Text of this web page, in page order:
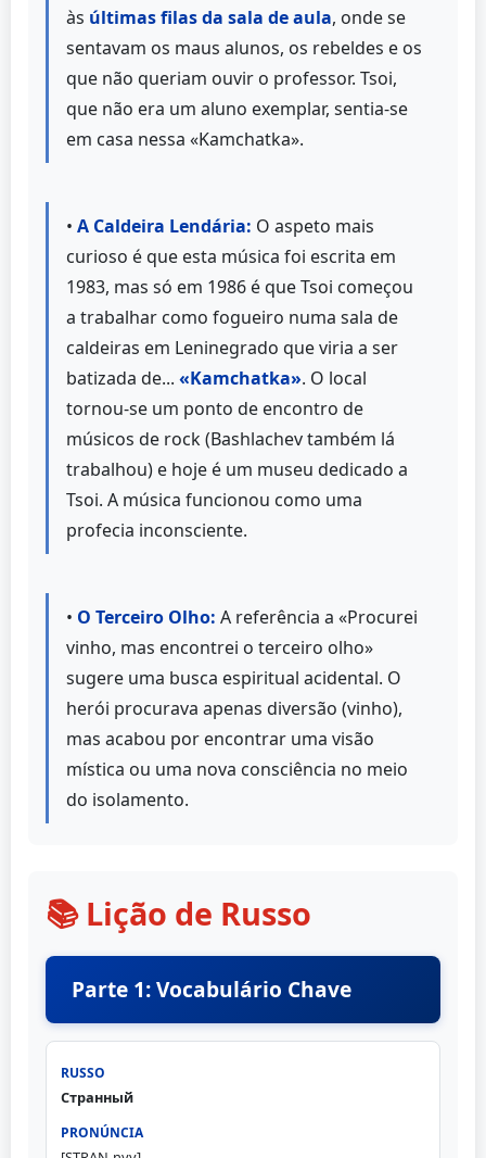
às últimas filas da sala de aula, onde se
sentavam os maus alunos, os rebeldes e os
que não queriam ouvir o professor. Tsoi,
que não era um aluno exemplar, sentia-se
em casa nessa «Kamchatka».
• A Caldeira Lendária: O aspeto mais
curioso é que esta música foi escrita em
1983, mas só em 1986 é que Tsoi começou
a trabalhar como fogueiro numa sala de
caldeiras em Leninegrado que viria a ser
batizada de... «Kamchatka». O local
tornou-se um ponto de encontro de
músicos de rock (Bashlachev também lá
trabalhou) e hoje é um museu dedicado a
Tsoi. A música funcionou como uma
profecia inconsciente.
• O Terceiro Olho: A referência a «Procurei
vinho, mas encontrei o terceiro olho»
sugere uma busca espiritual acidental. O
herói procurava apenas diversão (vinho),
mas acabou por encontrar uma visão
mística ou uma nova consciência no meio
do isolamento.
📚 Lição de Russo
Parte 1: Vocabulário Chave
Странный